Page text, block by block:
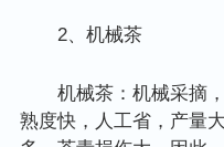
2、机械茶
机械茶：机械采摘
熟度快，人工省，产量